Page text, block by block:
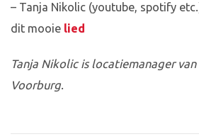
– Tanja Nikolic (youtube, spotify
dit mooie lied
Tanja Nikolic is locatiemanager van
Voorburg.